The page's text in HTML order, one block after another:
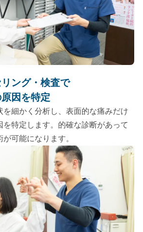
ング・検査で
因を特定
を細かく分析し、表面的な痛みだけ
を特定します。的確な診断があって
可能になります。